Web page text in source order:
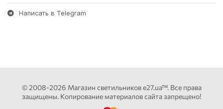
Написать в Telegram
© 2008-2026 Магазин светильников e27.ua™. Все права
защищены. Копирование материалов сайта запрещено!